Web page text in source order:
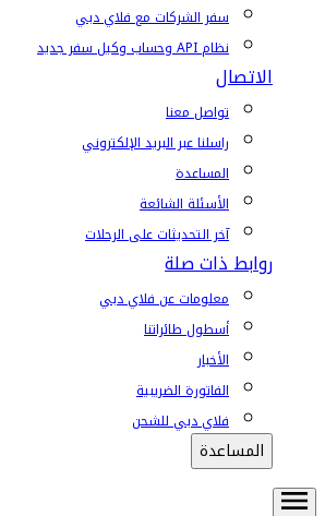
سفر الشركات مع فلاي دبي
نظام API وحساب وكيل سفر جديد
الاتصال
تواصل معنا
راسلنا عبر البريد الإلكتروني
المساعدة
الأسئلة الشائعة
آخر التحديثات على الرحلات
روابط ذات صلة
معلومات عن فلاي دبي
أسطول طائراتنا
الأخبار
الفاتورة الضريبية
فلاي دبي للشحن
المساعدة